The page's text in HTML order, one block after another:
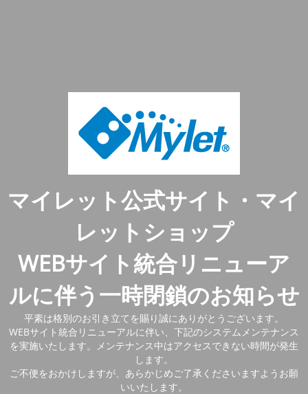
マイレット公式サイト・マイ
レットショップ
WEBサイト統合リニューア
ルに伴う一時閉鎖のお知らせ
平素は格別のお引き立てを賜り誠にありがとうございます。
WEBサイト統合リニューアルに伴い、下記のシステムメンテナンス
を実施いたします。メンテナンス中はアクセスできない時間が発生
します。
ご不便をおかけしますが、あらかじめご了承くださいますようお願
いいたします。